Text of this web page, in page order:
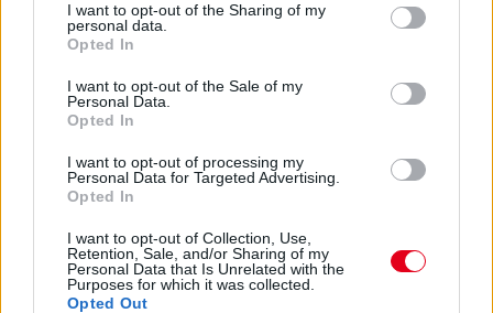
not limited to your visit or usage behaviour. You may click to
grant or deny consent to Google and its third-party tags to
use your data for below specified purposes in below Google
consent section.
I want to opt-out of the Sharing of my
personal data.
Opted In
I want to opt-out of the Sale of my
Personal Data.
Opted In
I want to opt-out of processing my
Personal Data for Targeted Advertising.
Opted In
I want to opt-out of Collection, Use,
Retention, Sale, and/or Sharing of my
Personal Data that Is Unrelated with the
Purposes for which it was collected.
Opted Out